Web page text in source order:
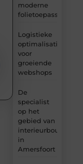
moderne
folietoepassingen
Logistieke
optimalisatie
voor
groeiende
webshops
De
specialist
op het
gebied van
interieurbouw
in
Amersfoort